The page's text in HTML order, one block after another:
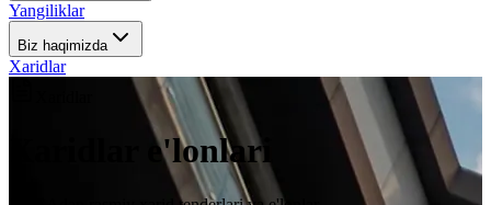
Yangiliklar
Biz haqimizda
Xaridlar
Xaridlar e'lonlari